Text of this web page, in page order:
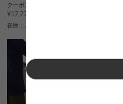
クーポン利用で
¥17,770→
在庫：△